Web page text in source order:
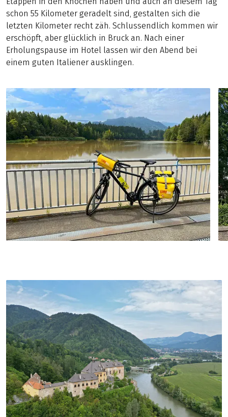
schon 55 Kilometer geradelt sind, gestalten sich die
letzten Kilometer recht zäh. Schlussendlich kommen wir
erschöpft, aber glücklich in Bruck an. Nach einer
Erholungspause im Hotel lassen wir den Abend bei
einem guten Italiener ausklingen.